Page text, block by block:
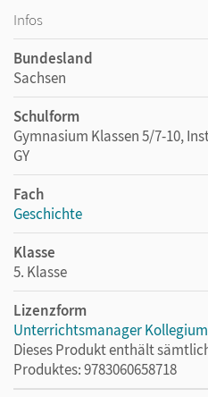
Infos
Bundesland
Sachsen
Schulform
Gymnasium Klassen 5/7-10,
GY
Fach
Geschichte
Klasse
5. Klasse
Lizenzform
Unterrichtsmanager
Dieses Produkt enthält
Produktes: 9783060658718